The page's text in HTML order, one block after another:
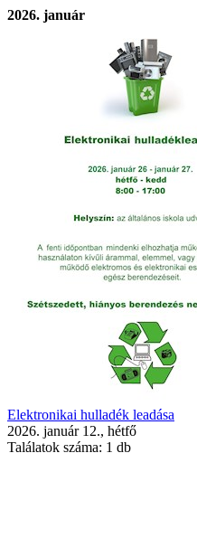
2026. január
Elektronikai hulladék leadása
2026. január 12., hétfő
Találatok száma: 1 db